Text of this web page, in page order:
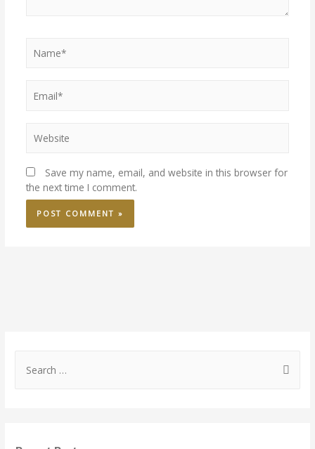
Save my name, email, and website in this browser for
the next time I comment.